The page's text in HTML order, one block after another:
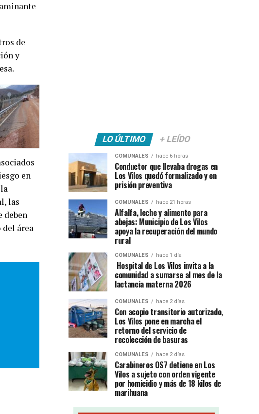
de
y
en
las
deben
área
LO ÚLTIMO + LEÍDO
COMUNALES hace 6 horas
Conductor que llevaba drogas en
Los Vilos quedó formalizado y en
prisión preventiva
COMUNALES hace 21 horas
Alfalfa, leche y alimento para
abejas: Municipio de Los Vilos
apoya la recuperación del mundo
rural
COMUNALES hace 1 día
Hospital de Los Vilos invita a la
comunidad a sumarse al mes de la
lactancia materna 2026
COMUNALES hace 2 días
Con acopio transitorio autorizado,
Los Vilos pone en marcha el
retorno del servicio de
recolección de basuras
COMUNALES hace 2 días
Carabineros OS7 detiene en Los
Vilos a sujeto con orden vigente
por homicidio y más de 18 kilos de
marihuana